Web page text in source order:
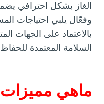
الغاز بشكل احترافي
وفعّال يلبي احتياجات
بالاعتماد على الجهات
السلامة المعتمدة
ماهي